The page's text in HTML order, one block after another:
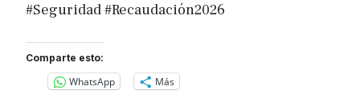
#Seguridad #Recaudación2026
Comparte esto:
WhatsApp Más